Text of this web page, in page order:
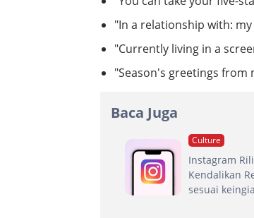
"In a relationship with:
"Currently living in a
"Season's greetings from
Baca Juga
Culture
Instagram
Kendalikan
sesuai